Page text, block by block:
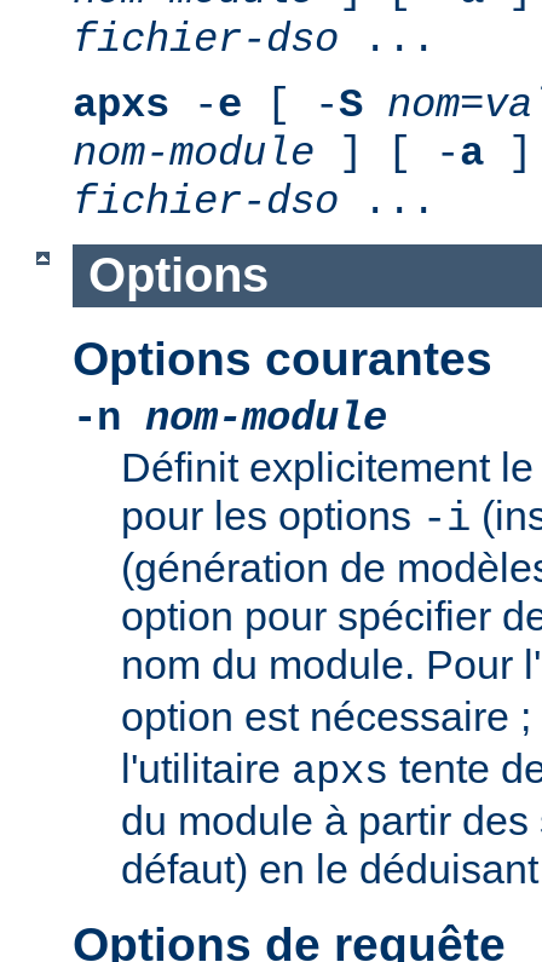
fichier-dso ...
apxs -e [ -S nom=
nom-module ] [ -a ]
fichier-dso ...
Options
Options courantes
-n nom-module
Définit explicitement
pour les options -i
(génération de
option pour spécifier
nom du module. Pour
option est nécessaire
l'utilitaire apxs tente
du module à partir
défaut) en le
Options de requête